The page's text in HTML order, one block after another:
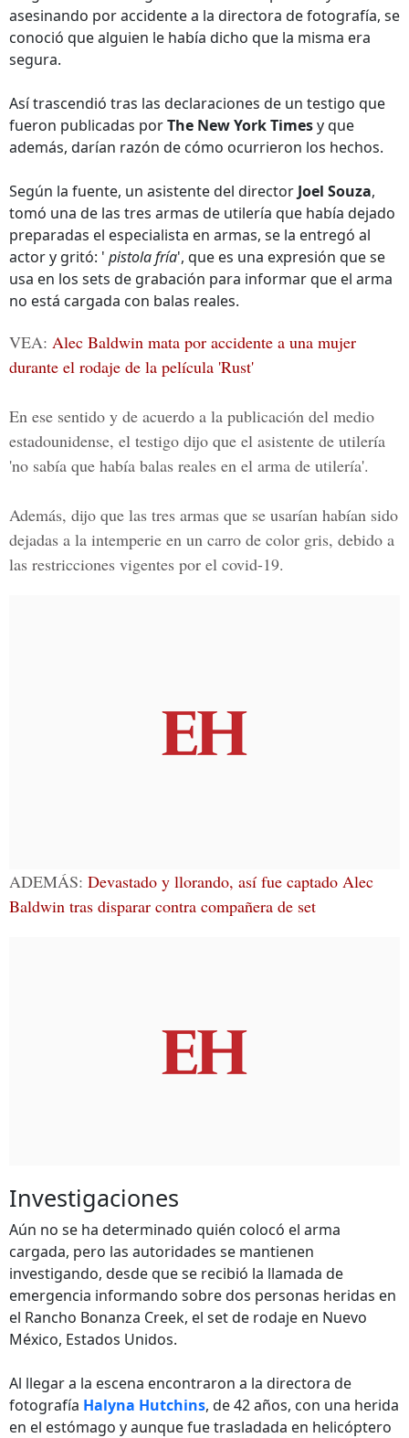
asesinando por accidente a la directora de fotografía, se
conoció que alguien le había dicho que la misma era
segura.
Así trascendió tras las declaraciones de un testigo que
fueron publicadas porThe New York Timesy que
además, darían razón de cómo ocurrieron los hechos.
Según la fuente, un asistente del director Joel Souza,
tomó una de las tres armas de utilería que había dejado
preparadas el especialista en armas, se la entregó al
actor y gritó: ' pistola fría', que es una expresión que se
usa en los sets de grabación para informar que el arma
no está cargada con balas reales.
VEA: Alec Baldwin mata por accidente a una mujer
durante el rodaje de la película 'Rust'
En ese sentido y de acuerdo a la publicación del medio
estadounidense, el testigo dijo que el asistente de utilería
'no sabía que había balas reales en el arma de utilería'.
Además, dijo que las tres armas que se usarían habían sido
dejadas a la intemperie en un carro de color gris, debido a
las restricciones vigentes por el covid-19.
ADEMÁS: Devastado y llorando, así fue captado Alec
Baldwin tras disparar contra compañera de set
Investigaciones
Aún no se ha determinado quién colocó el arma
cargada, pero las autoridades se mantienen
investigando, desde que se recibió la llamada de
emergencia informando sobre dos personas heridas en
el Rancho Bonanza Creek, el set de rodaje en Nuevo
México, Estados Unidos.
Al llegar a la escena encontraron a la directora de
fotografía Halyna Hutchins, de 42 años, con una herida
en el estómago y aunque fue trasladada en helicóptero